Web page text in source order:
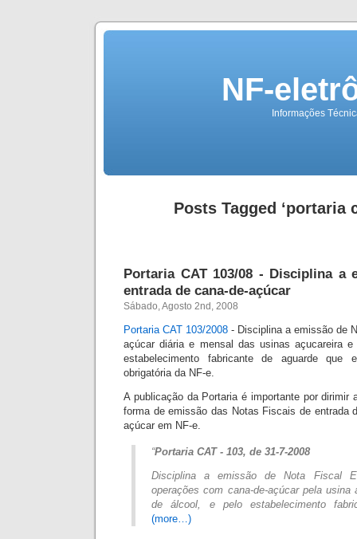
NF-
Informações
Posts Tagged ‘portaria
Portaria CAT 103/08 - Disciplina a
entrada de cana-de-açúcar
Sábado, Agosto 2nd, 2008
Portaria CAT 103/2008 - Disciplina a emissão de
açúcar diária e mensal das usinas açucareira
estabelecimento fabricante de aguarde que
obrigatória da NF-e.
A publicação da Portaria é importante por dirimir
forma de emissão das Notas Fiscais de entrada
açúcar em NF-e.
“Portaria CAT - 103, de 31-7-2008
Disciplina a emissão de Nota Fiscal
operações com cana-de-açúcar pela usina
de álcool, e pelo estabelecimento
(more…)